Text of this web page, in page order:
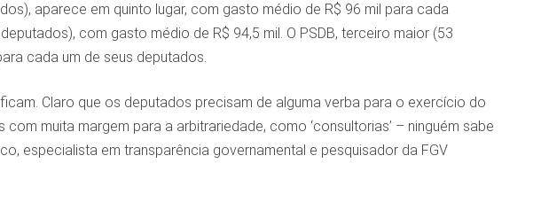
aparece em quinto lugar, com gasto médio de R$ 96 mil para cada
com gasto médio de R$ 94,5 mil. O PSDB, terceiro maior (53
cada um de seus deputados.
Claro que os deputados precisam de alguma verba para o exercício do
muita margem para a arbitrariedade, como ‘consultorias’ – ninguém sabe
especialista em transparência governamental e pesquisador da FGV